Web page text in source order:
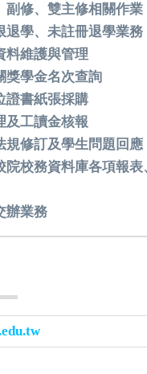
副修、雙主修相關作業
退學、未註冊退學業務
料維護與管理
獎學金名次查詢
證書紙張採購
及工讀金核報
規修訂及學生問題回應
院校務資料庫各項報
辦業務